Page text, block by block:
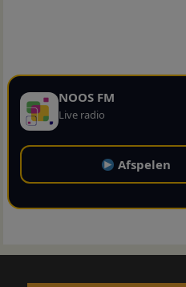
NOOS FM
Live radio
Afspelen